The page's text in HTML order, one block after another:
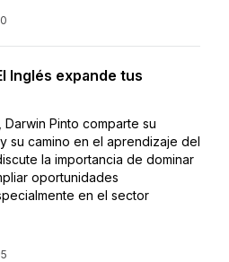
Inglés expande tus
Pinto comparte su
su camino en el aprendizaje del
la importancia de dominar
oportunidades
en el sector